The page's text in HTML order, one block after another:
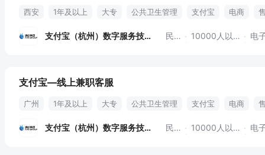
西安 1年及以上 大专 公共卫生管理 支付宝 电商
支付宝（杭州）数字服务技术 民营 10000人以上 电
支付宝—线上兼职客服
广州 1年及以上 大专 公共卫生管理 支付宝 电商
支付宝（杭州）数字服务技术 民营 10000人以上 电